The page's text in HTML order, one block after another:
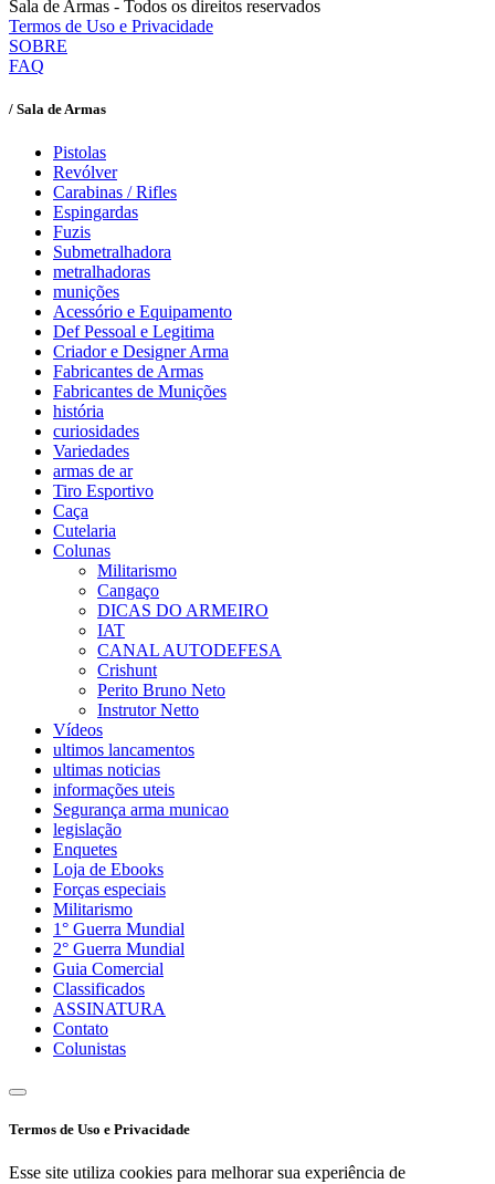
Sala de Armas - Todos os direitos reservados
Termos de Uso e Privacidade
SOBRE
FAQ
/ Sala de Armas
Pistolas
Revólver
Carabinas / Rifles
Espingardas
Fuzis
Submetralhadora
metralhadoras
munições
Acessório e Equipamento
Def Pessoal e Legitima
Criador e Designer Arma
Fabricantes de Armas
Fabricantes de Munições
história
curiosidades
Variedades
armas de ar
Tiro Esportivo
Caça
Cutelaria
Colunas
Militarismo
Cangaço
DICAS DO ARMEIRO
IAT
CANAL AUTODEFESA
Crishunt
Perito Bruno Neto
Instrutor Netto
Vídeos
ultimos lancamentos
ultimas noticias
informações uteis
Segurança arma municao
legislação
Enquetes
Loja de Ebooks
Forças especiais
Militarismo
1° Guerra Mundial
2° Guerra Mundial
Guia Comercial
Classificados
ASSINATURA
Contato
Colunistas
Termos de Uso e Privacidade
Esse site utiliza cookies para melhorar sua experiência de